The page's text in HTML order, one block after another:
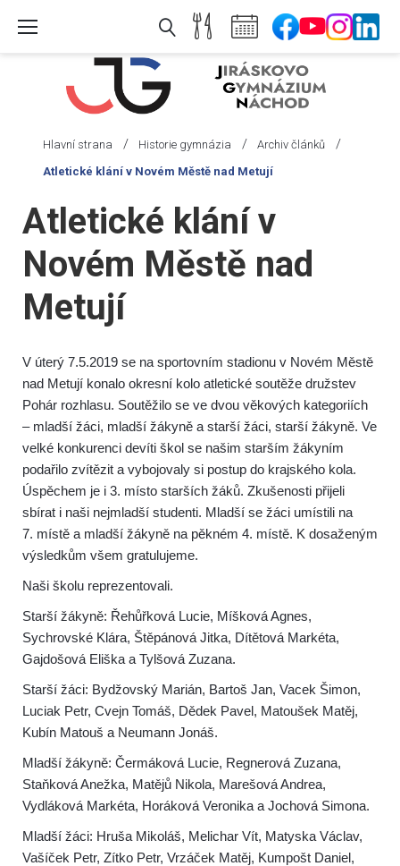
Hlavní strana / Historie gymnázia / Archiv článků /
Atletické klání v Novém Městě nad Metují
Atletické klání v
Novém Městě nad
Metují
V úterý 7.5.2019 se na sportovním stadionu v Novém Městě
nad Metují konalo okresní kolo atletické soutěže družstev
Pohár rozhlasu. Soutěžilo se ve dvou věkových kategoriích
– mladší žáci, mladší žákyně a starší žáci, starší žákyně. Ve
velké konkurenci devíti škol se našim starším žákyním
podařilo zvítězit a vybojovaly si postup do krajského kola.
Úspěchem je i 3. místo starších žáků. Zkušenosti přijeli
sbírat i naši nejmladší studenti. Mladší se žáci umístili na
7. místě a mladší žákyně na pěkném 4. místě. K dosaženým
výsledkům všem gratulujeme.
Naši školu reprezentovali.
Starší žákyně: Řehůřková Lucie, Míšková Agnes,
Sychrovské Klára, Štěpánová Jitka, Dítětová Markéta,
Gajdošová Eliška a Tylšová Zuzana.
Starší žáci: Bydžovský Marián, Bartoš Jan, Vacek Šimon,
Luciak Petr, Cvejn Tomáš, Dědek Pavel, Matoušek Matěj,
Kubín Matouš a Neumann Jonáš.
Mladší žákyně: Čermáková Lucie, Regnerová Zuzana,
Staňková Anežka, Matějů Nikola, Marešová Andrea,
Vydláková Markéta, Horáková Veronika a Jochová Simona.
Mladší žáci: Hruša Mikoláš, Melichar Vít, Matyska Václav,
Vašíček Petr, Zítko Petr, Vrzáček Matěj, Kumpošt Daniel,